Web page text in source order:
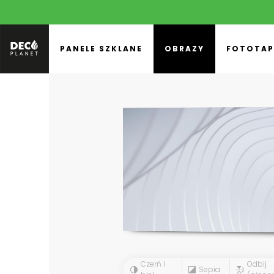
PANELE SZKLANE OBRAZY
Czerń i
Sepia
Odbij